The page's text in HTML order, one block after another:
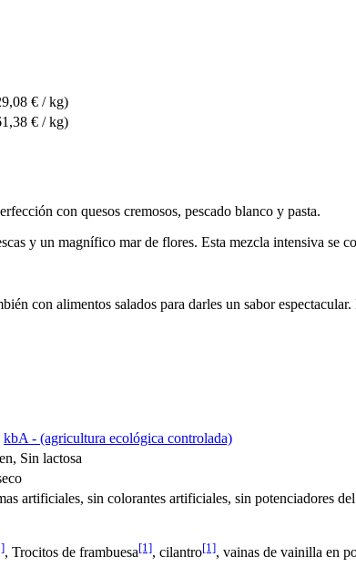
€ / kg)
€ / kg)
con quesos cremosos, pescado blanco y pasta.
y un magnífico mar de flores. Esta mezcla intensiva se
con alimentos salados para darles un sabor
kbA - (agricultura ecológica controlada)
Sin lactosa
artificiales, sin colorantes artificiales, sin potenciadores
, Trocitos de frambuesa[1], cilantro[1], vainas de vainilla en